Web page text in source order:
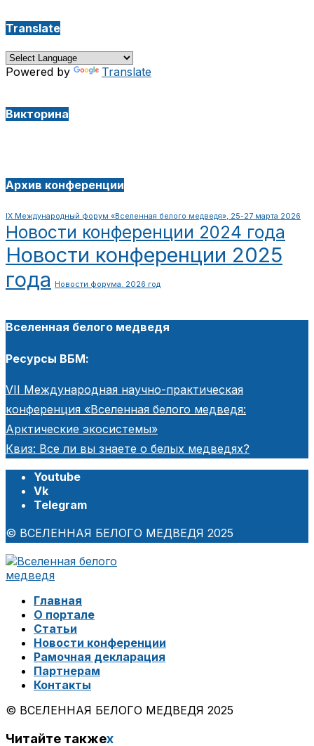
Translate
Powered by Translate
Викторина
Архив конференции
IX Международный форум «Вселенная белого медведя», 25-27 марта 2026
Новости конференции 2024 года
Новости конференции 2025
года
Новости форума. 2026 год
Вселенная белого медведя
Ресурсы ВБМ:
VII Международная научно-практическая
конференция «Вселенная белого медведя:
Арктические экосистемы»
Квиз: Все ли вы знаете о белых медведях?
Youtube
Vk
Telegram
© ВСЕЛЕННАЯ БЕЛОГО МЕДВЕДЯ 2025
Главная
О портале
Статьи
Новости конференции
Рамочная декларация
Партнерам
Контакты
© ВСЕЛЕННАЯ БЕЛОГО МЕДВЕДЯ 2025
Читайте такжеx